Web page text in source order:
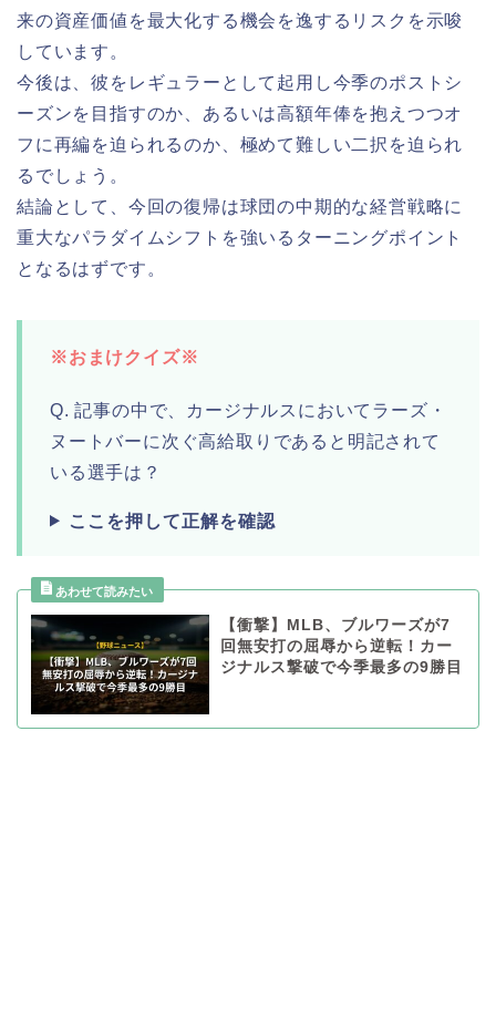
来の資産価値を最大化する機会を逸するリスクを示唆
しています。
今後は、彼をレギュラーとして起用し今季のポストシ
ーズンを目指すのか、あるいは高額年俸を抱えつつオ
フに再編を迫られるのか、極めて難しい二択を迫られ
るでしょう。
結論として、今回の復帰は球団の中期的な経営戦略に
重大なパラダイムシフトを強いるターニングポイント
となるはずです。
※おまけクイズ※
Q. 記事の中で、カージナルスにおいてラーズ・
ヌートバーに次ぐ高給取りであると明記されて
いる選手は？
ここを押して正解を確認
【衝撃】MLB、ブルワーズが7
回無安打の屈辱から逆転！カー
ジナルス撃破で今季最多の9勝目